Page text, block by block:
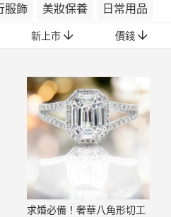
服飾 美妝保養 日常用品
新上市 價錢
求婚必備！奢華八角形切工